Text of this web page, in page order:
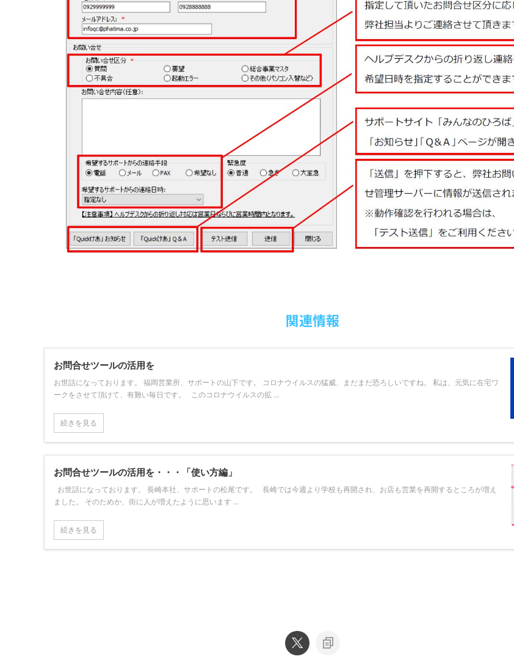
関連情報
お問合せツールの活用を
お世話になっております。 福岡営業所、サポートの山下です。 コロナウイルスの猛威、まだまだ恐ろしいですね。 私は、元気に在宅ワ
ークをさせて頂けて、有難い毎日です。 このコロナウイルスの拡 ...
続きを見る
お問合せツールの活用を・・・「使い方編」
お世話になっております。 長崎本社、サポートの松尾です。 長崎では今週より学校も再開され、お店も営業を再開するところが増え
ました。 そのためか、街に人が増えたように思います ...
続きを見る